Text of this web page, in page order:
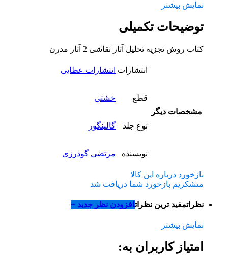
نمایش بیشتر
توضیحات تکمیلی
کتاب روش تجزیه تحلیل آثار نقاشی 2 آثار مدرن
مشخصات دیگر
انتشارات انتشارات عطایی
قطع خشتی
نوع جلد گالینگور
نویسنده مرتضی گودرزی
بازخورد درباره این کالا
متشکریم بازخورد شما دریافت شد
نظراتمفید ترین نظراتافزودن نظر جدید +
نمایش بیشتر
امتیاز کاربران به: